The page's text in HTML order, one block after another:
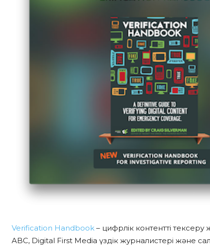
Verification Handbook – цифрлік контентті
ABC, Digital First Media үздік журналистері және